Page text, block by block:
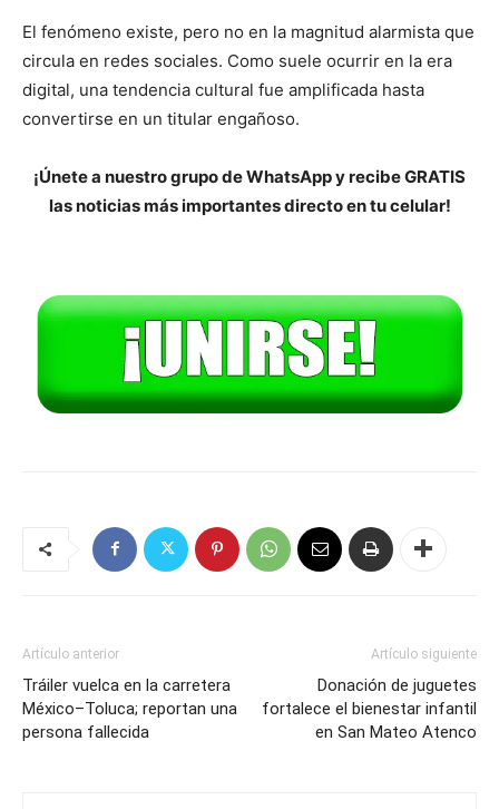
El fenómeno existe, pero no en la magnitud alarmista que
circula en redes sociales. Como suele ocurrir en la era
digital, una tendencia cultural fue amplificada hasta
convertirse en un titular engañoso.
¡Únete a nuestro grupo de WhatsApp y recibe GRATIS
las noticias más importantes directo en tu celular!
Artículo anterior
Tráiler vuelca en la carretera
México–Toluca; reportan una
persona fallecida
Artículo siguiente
Donación de juguetes
fortalece el bienestar infantil
en San Mateo Atenco